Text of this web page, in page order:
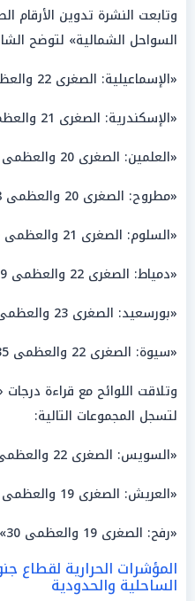
وتابعت النشرة تدوين
السواحل الشمالية» لتوضح
«الإسماعيلية: الصغرى 22 والعظمى 38».
«الإسكندرية: الصغرى 21 والعظمى 30».
«العلمين: الصغرى 20 والعظمى 28».
«مطروح: الصغرى 20 والعظمى 28».
«السلوم: الصغرى 21 والعظمى 30».
«دمياط: الصغرى 22 والعظمى 29».
«بورسعيد: الصغرى 23 والعظمى 29».
«سيوة: الصغرى 22 والعظمى 35».
وتلاقت اللوائح مع قراءة
لتسجل المجموعات التالية:
«السويس: الصغرى 22 والعظمى 37».
«العريش: الصغرى 19 والعظمى 31».
«رفح: الصغرى 19 والعظمى 30».
المؤشرات الحرارية لقطاع
الساحلية والحدودية